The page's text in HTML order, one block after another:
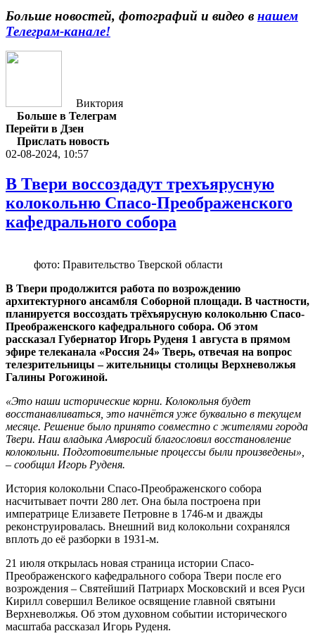
Больше новостей, фотографий и видео в нашем
Телеграм-канале!
Виктория
Больше в Телеграм
Перейти в Дзен
Прислать новость
02-08-2024, 10:57
В Твери воссоздадут трехъярусную
колокольню Спасо-Преображенского
кафедрального собора
фото: Правительство Тверской области
В Твери продолжится работа по возрождению
архитектурного ансамбля Соборной площади. В частности,
планируется воссоздать трёхъярусную колокольню Спасо-
Преображенского кафедрального собора. Об этом
рассказал Губернатор Игорь Руденя 1 августа в прямом
эфире телеканала «Россия 24» Тверь, отвечая на вопрос
телезрительницы – жительницы столицы Верхневолжья
Галины Рогожиной.
«Это наши исторические корни. Колокольня будет
восстанавливаться, это начнётся уже буквально в текущем
месяце. Решение было принято совместно с жителями города
Твери. Наш владыка Амвросий благословил восстановление
колокольни. Подготовительные процессы были произведены»,
– сообщил Игорь Руденя.
История колокольни Спасо-Преображенского собора
насчитывает почти 280 лет. Она была построена при
императрице Елизавете Петровне в 1746-м и дважды
реконструировалась. Внешний вид колокольни сохранялся
вплоть до её разборки в 1931-м.
21 июля открылась новая страница истории Спасо-
Преображенского кафедрального собора Твери после его
возрождения – Святейший Патриарх Московский и всея Руси
Кирилл совершил Великое освящение главной святыни
Верхневолжья. Об этом духовном событии исторического
масштаба рассказал Игорь Руденя.